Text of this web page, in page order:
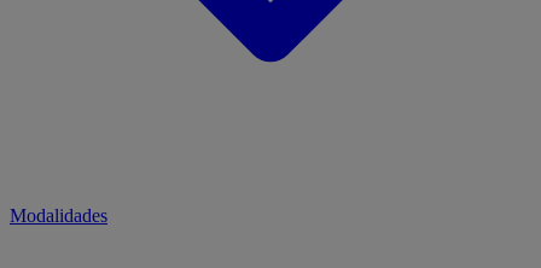
Modalidades